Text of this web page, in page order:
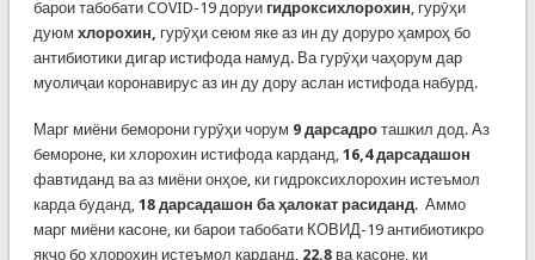
барои табобати COVID-19 доруи гидроксихлорохин, гурӯҳи
дуюм хлорохин, гурӯҳи сеюм яке аз ин ду доруро ҳамроҳ бо
антибиотики дигар истифода намуд. Ва гурӯҳи чаҳорум дар
муолиҷаи коронавирус аз ин ду дору аслан истифода набурд.
Марг миёни беморони гурӯҳи чорум 9 дарсадроташкил дод. Аз
бемороне, ки хлорохин истифода карданд, 16,4 дарсадашон
фавтиданд ва аз миёни онҳое, ки гидроксихлорохин истеъмол
карда буданд, 18 дарсадашон ба ҳалокат расиданд. Аммо
марг миёни касоне, ки барои табобати КОВИД-19 антибиотикро
якҷо бо хлорохин истеъмол карданд, 22.8ва касоне, ки